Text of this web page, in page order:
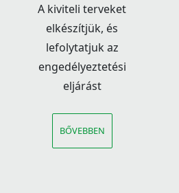
A kiviteli terveket
elkészítjük, és
lefolytatjuk az
engedélyeztetési
eljárást
BŐVEBBEN